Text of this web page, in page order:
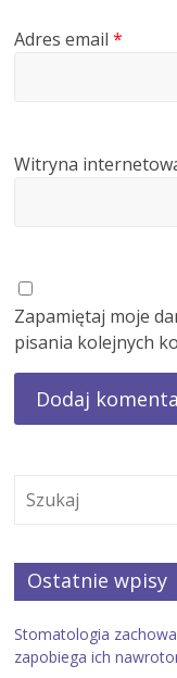
Adres email*
Witryna
Zapamiętaj moje
pisania kolejnych
Ostatnie wpisy
Stomatologia
zapobiega ich